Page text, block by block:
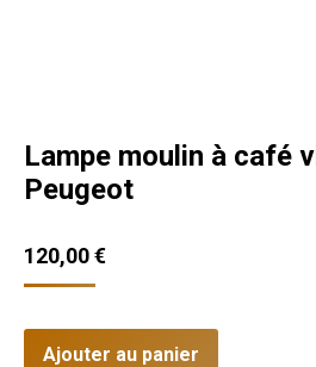
Lampe moulin à café
Peugeot
120,00€
Ajouter au panier